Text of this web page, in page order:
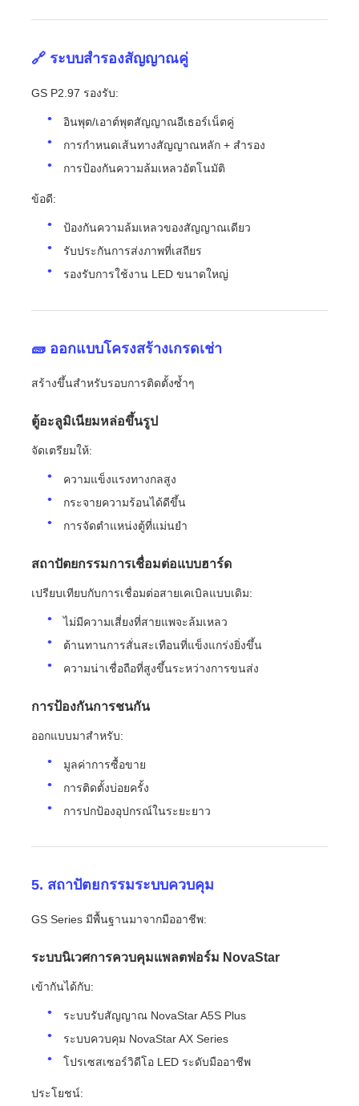
🔗 ระบบสำรองสัญญาณคู่
GS P2.97 รองรับ:
อินพุต/เอาต์พุตสัญญาณอีเธอร์เน็ตคู่
การกำหนดเส้นทางสัญญาณหลัก + สำรอง
การป้องกันความล้มเหลวอัตโนมัติ
ข้อดี:
ป้องกันความล้มเหลวของสัญญาณเดียว
รับประกันการส่งภาพที่เสถียร
รองรับการใช้งาน LED ขนาดใหญ่
🧱 ออกแบบโครงสร้างเกรดเช่า
สร้างขึ้นสำหรับรอบการติดตั้งซ้ำๆ
ตู้อะลูมิเนียมหล่อขึ้นรูป
จัดเตรียมให้:
ความแข็งแรงทางกลสูง
กระจายความร้อนได้ดีขึ้น
การจัดตำแหน่งตู้ที่แม่นยำ
สถาปัตยกรรมการเชื่อมต่อแบบฮาร์ด
เปรียบเทียบกับการเชื่อมต่อสายเคเบิลแบบเดิม:
ไม่มีความเสี่ยงที่สายแพจะล้มเหลว
ต้านทานการสั่นสะเทือนที่แข็งแกร่งยิ่งขึ้น
ความน่าเชื่อถือที่สูงขึ้นระหว่างการขนส่ง
การป้องกันการชนกัน
ออกแบบมาสำหรับ:
มูลค่าการซื้อขาย
การติดตั้งบ่อยครั้ง
การปกป้องอุปกรณ์ในระยะยาว
5. สถาปัตยกรรมระบบควบคุม
GS Series มีพื้นฐานมาจากมืออาชีพ:
ระบบนิเวศการควบคุมแพลตฟอร์ม NovaStar
เข้ากันได้กับ:
ระบบรับสัญญาณ NovaStar A5S Plus
ระบบควบคุม NovaStar AX Series
โปรเซสเซอร์วิดีโอ LED ระดับมืออาชีพ
ประโยชน์: